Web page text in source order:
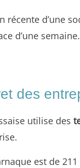
récente d’une
d’une
des
utilise des
est de